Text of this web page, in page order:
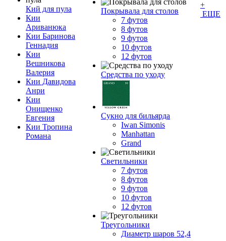
Кий для пула
Кии
Ариванюка
Кии Баринова
Геннадия
Кии
Вешникова
Валерия
Кии Давидова
Анри
Кии
Онищенко
Евгения
Кии Тропина
Романа
Покрывала для столов
7 футов
8 футов
9 футов
10 футов
12 футов
Средства по уходу
Сукно для бильярда
Iwan Simonis
Manhattan
Grand
Светильники
7 футов
8 футов
9 футов
10 футов
12 футов
Треугольники
Диаметр шаров 52,4
+
ЕЩЕ